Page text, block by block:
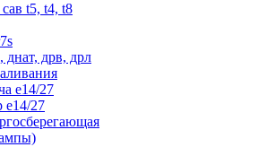
t5, t4, t8
днат, дрв, дрл
е14/27
е14/27